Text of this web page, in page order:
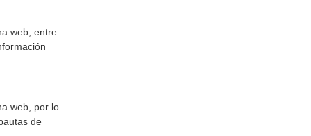
web, entre
web, por lo
de